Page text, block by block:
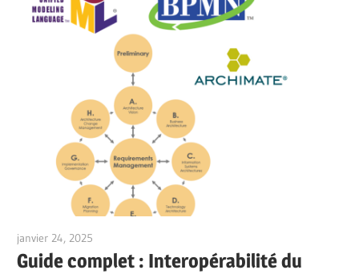
janvier 24, 2025
Guide complet : Interopérabilité du